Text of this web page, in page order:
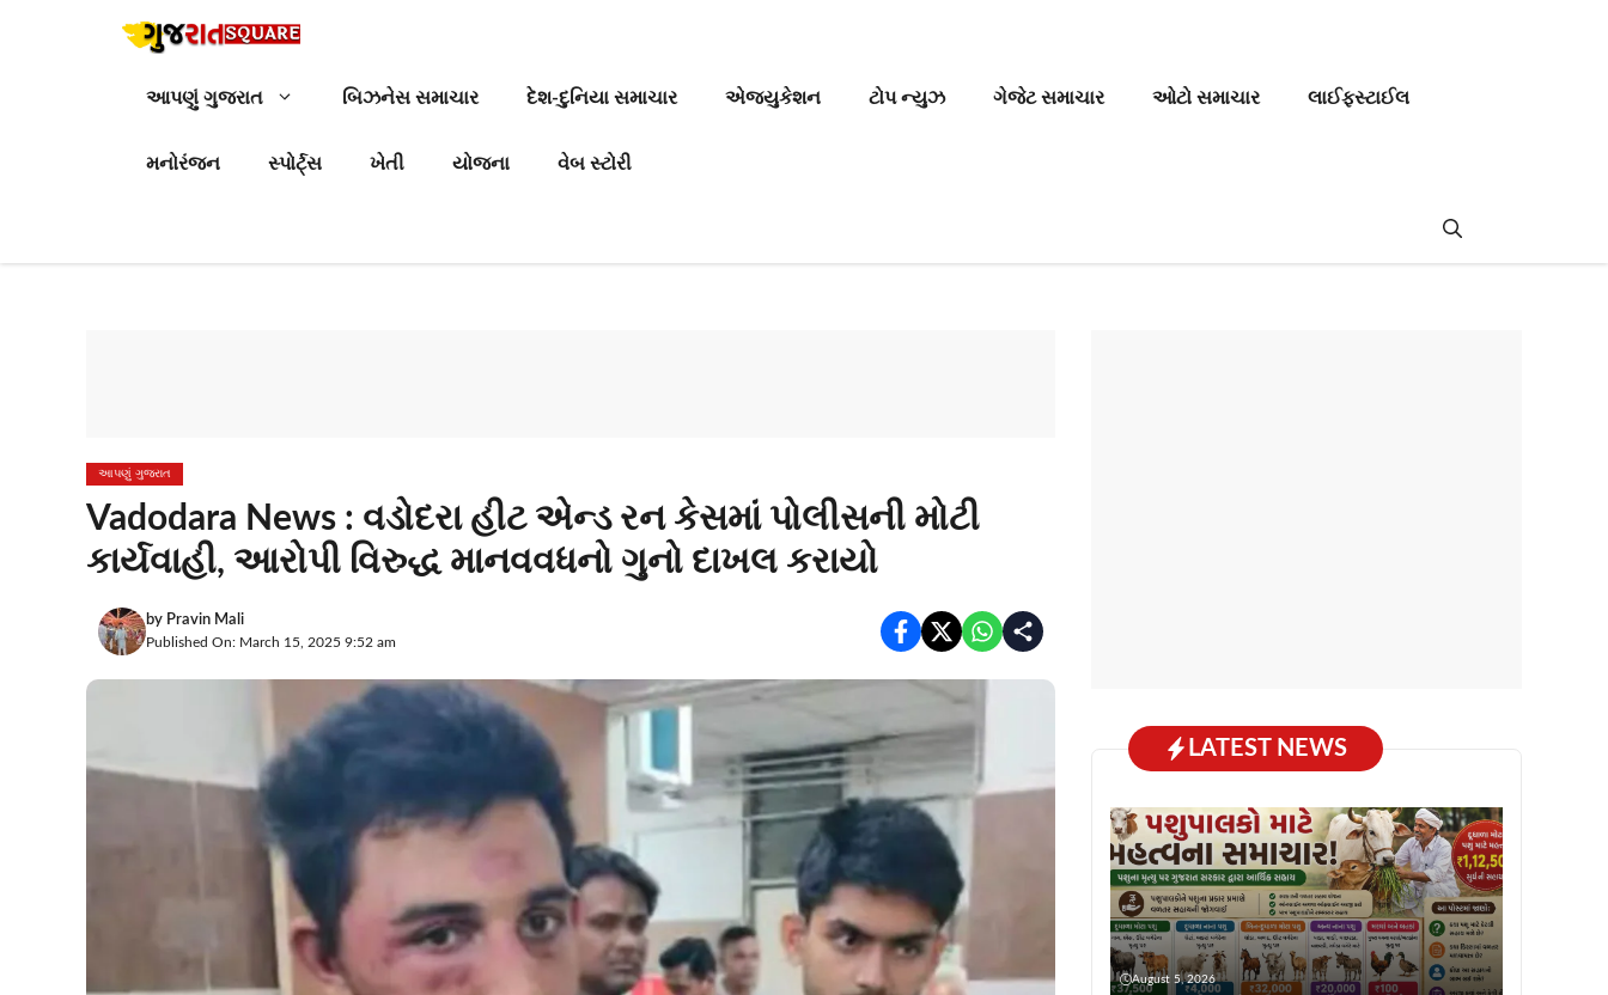
આપણું ગુજરાત બિઝનેસ સમાચાર દેશ-દુનિયા સમાચાર એજ્યુકેશન ટોપ ન્યુઝ ગેજેટ સમાચાર ઓટો સમાચાર લાઈફસ્ટાઈલ
મનોરંજન સ્પોર્ટ્સ ખેતી યોજના વેબ સ્ટોરી
આપણું ગુજરાત
Vadodara News : વડોદરા હીટ એન્ડ રન કેસમાં પોલીસની મોટી
કાર્યવાહી, આરોપી વિરુદ્ધ માનવવધનો ગુનો દાખલ કરાયો
by Pravin Mali
Published On: March 15, 2025 9:52 am
LATEST NEWS
August 5, 2026